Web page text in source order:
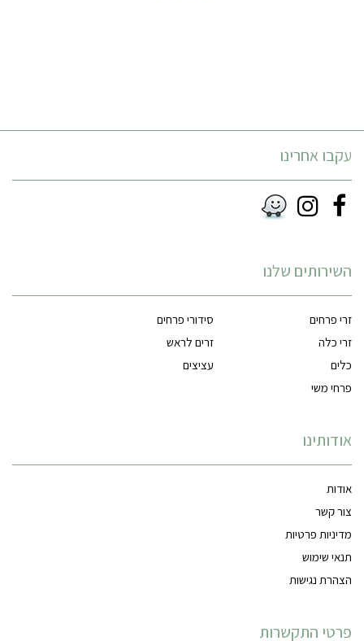
עקבו אחרינו
השירותים שלנו
זרי פרחים
סידורי פרחים
זרי כלה
זרים לראש
כלים
עציצים
פרחי משי
אודותינו
אודות
צור קשר
מדיניות פרטיות
תנאי שימוש
הצהרת נגישות
פרטי התקשרות